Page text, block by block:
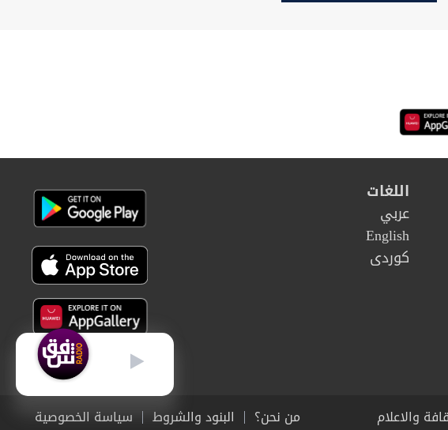
اللغات
عربي
English
كوردى
من نحن؟ البنود والشروط سياسة الخصوصية
عربي